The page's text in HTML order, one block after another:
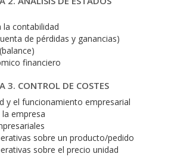
la contabilidad
de pérdidas y ganancias)
financiero
3. CONTROL DE COSTES
y el funcionamiento empresarial
empresa
sobre un producto/pedido
sobre el precio unidad